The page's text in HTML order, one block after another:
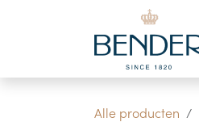
Overslaan naar inhoud
Alle producten